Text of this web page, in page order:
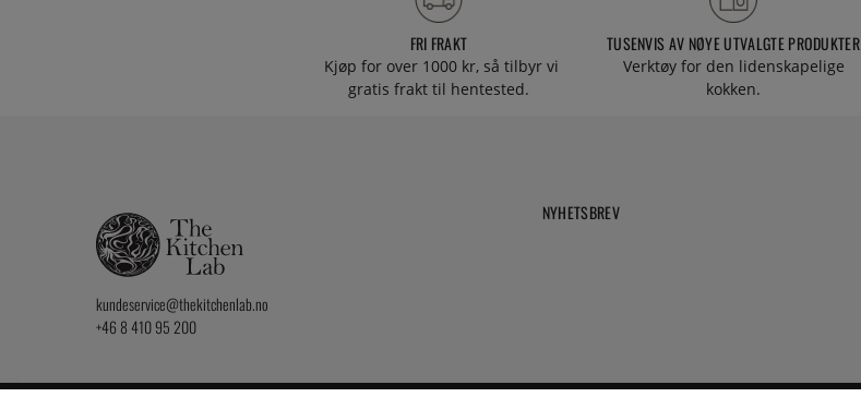
FRI FRAKT
Kjøp for over 1000 kr, så tilbyr vi
gratis frakt til hentested.
TUSENVIS AV NØYE UTVALGTE PRODUKTER
Verktøy for den lidenskapelige
kokken.
kundeservice@thekitchenlab.no
+46 8 410 95 200
NYHETSBREV